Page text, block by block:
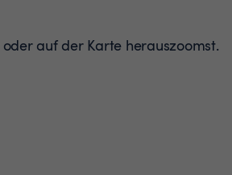
auf der Karte herauszoomst.